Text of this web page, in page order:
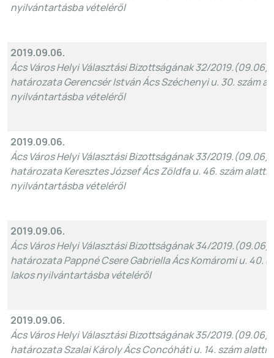
nyilvántartásba vételéről
2019.09.06.
Ács Város Helyi Választási Bizottságának 32/
határozata Gerencsér István Ács Széchenyi u. 30. szám
nyilvántartásba vételéről
2019.09.06.
Ács Város Helyi Választási Bizottságának 33/
határozata Keresztes József Ács Zöldfa u. 46. szám alatti
nyilvántartásba vételéről
2019.09.06.
Ács Város Helyi Választási Bizottságának 34/
határozata Pappné Csere Gabriella Ács Komáromi u. 40.
lakos nyilvántartásba vételéről
2019.09.06.
Ács Város Helyi Választási Bizottságának 35/
határozata Szalai Károly Ács Concóháti u. 14. szám alatti